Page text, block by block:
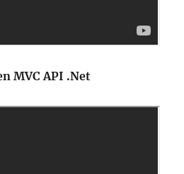
MVC API .Net